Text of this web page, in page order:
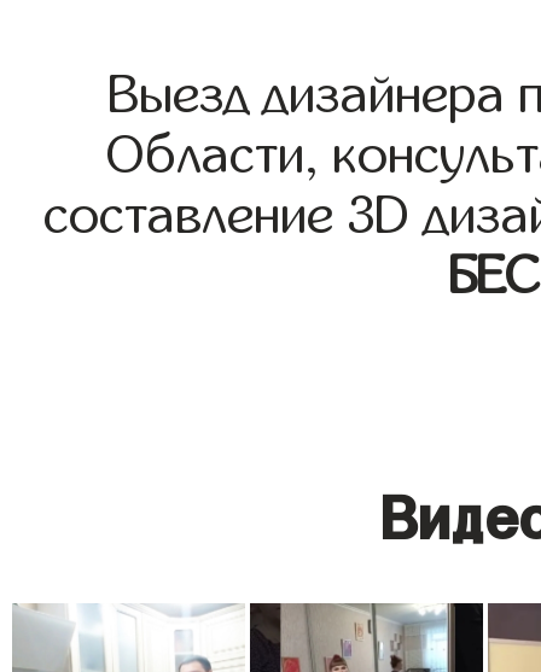
Выезд дизайнера
Области,
составление 3D